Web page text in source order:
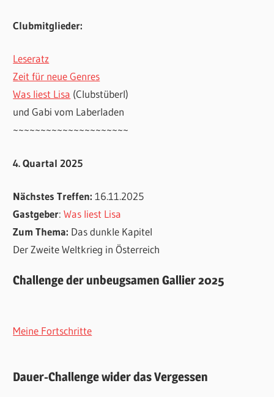
Clubmitglieder:
Leseratz
Zeit für neue Genres
Was liest Lisa (Clubstüberl)
und Gabi vom Laberladen
~~~~~~~~~~~~~~~~~~~~~
4. Quartal 2025
Nächstes Treffen:16.11.2025
Gastgeber:Was liest Lisa
Zum Thema: Das dunkle Kapitel
Der Zweite Weltkrieg in Österreich
Challenge der unbeugsamen Gallier 2025
Meine Fortschritte
Dauer-Challenge wider das Vergessen